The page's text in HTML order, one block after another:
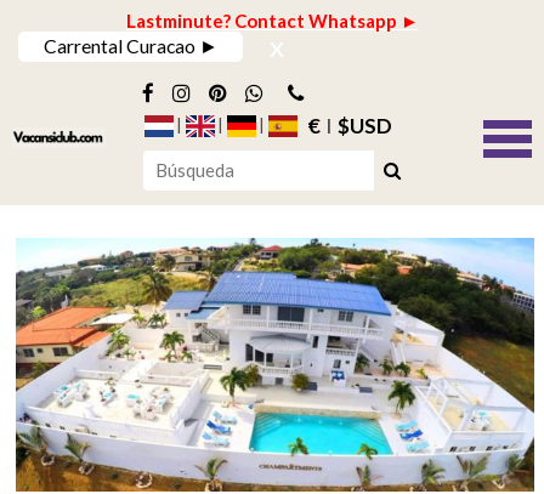
Lastminute? Contact Whatsapp ►
Carrental Curacao ► x
€ $USD